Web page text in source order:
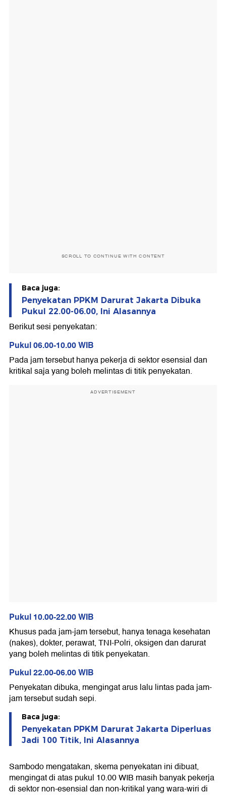
SCROLL TO CONTINUE WITH CONTENT
Baca juga:
Penyekatan PPKM Darurat Jakarta Dibuka
Pukul 22.00-06.00, Ini Alasannya
Berikut sesi penyekatan:
Pukul 06.00-10.00 WIB
Pada jam tersebut hanya pekerja di sektor esensial dan
kritikal saja yang boleh melintas di titik penyekatan.
ADVERTISEMENT
Pukul 10.00-22.00 WIB
Khusus pada jam-jam tersebut, hanya tenaga kesehatan
(nakes), dokter, perawat, TNI-Polri, oksigen dan darurat
yang boleh melintas di titik penyekatan.
Pukul 22.00-06.00 WIB
Penyekatan dibuka, mengingat arus lalu lintas pada jam-
jam tersebut sudah sepi.
Baca juga:
Penyekatan PPKM Darurat Jakarta Diperluas
Jadi 100 Titik, Ini Alasannya
Sambodo mengatakan, skema penyekatan ini dibuat,
mengingat di atas pukul 10.00 WIB masih banyak pekerja
di sektor non-esensial dan non-kritikal yang wara-wiri di